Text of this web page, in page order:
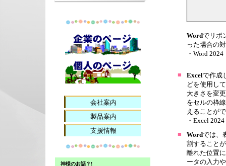
会社案内
製品案内
支援情報
Wordでリボ
った場合の
・ Word 2024
■ Excelで作成
どを使用し
大きさを変
をセルの枠
えることが
・ Excel 2024
■
Wordでは、
割すること
離れた位置
ータの入力